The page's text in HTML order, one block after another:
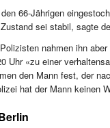
66-Jährigen
sei stabil, sagte
nahmen ihn
Uhr «zu einer
den Mann fest, der
hat der Mann keinen